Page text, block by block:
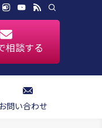
お問い合わせ
相談する